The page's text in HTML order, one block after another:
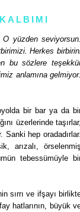
O yüzden
Herkes
bu sözlere
anlamına
bir bar ya da
üzerlerinde
Sanki hep
arızalı,
tebessümüyle
sırrı ve ifşayı
hatlarının, büyük